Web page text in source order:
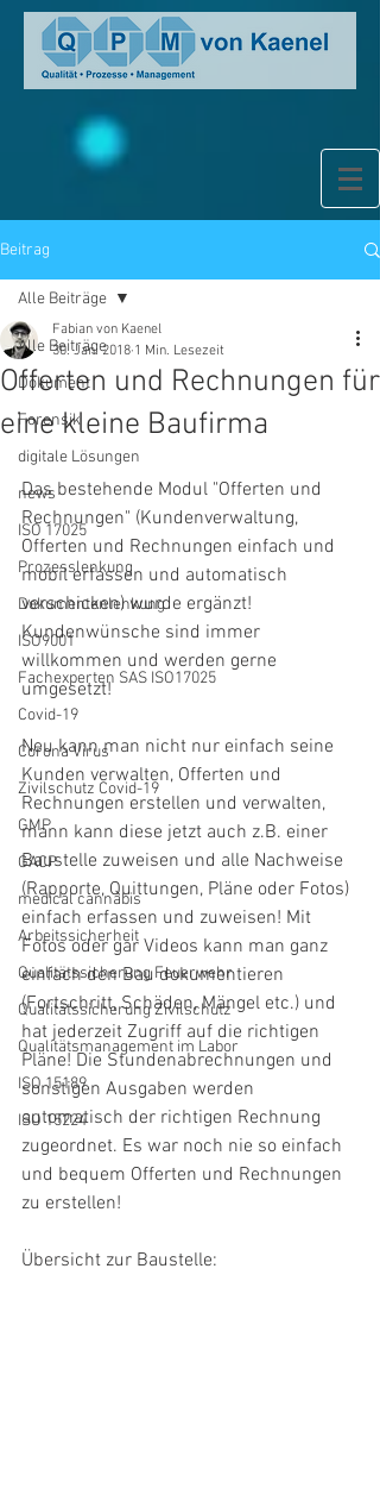
Beitrag
Alle Beiträge
Dokument
Forensik
digitale Lösungen
news
ISO 17025
Prozesslenkung
Dokumentenlenkung
ISO9001
Fachexperten SAS ISO17025
Covid-19
Corona Virus
Zivilschutz Covid-19
GMP
GACP
medical cannabis
Arbeitssicherheit
Qualitätssicherung Feuerwehr
Qualitätssicherung Zivilschutz
Qualitätsmanagement im Labor
ISO 15189
ISO 15224
Alle Beiträge
Offerten und Rechnungen für
eine kleine Baufirma
Fabian von Kaenel
30. Jan. 2018 1 Min. Lesezeit
Das bestehende Modul "Offerten und
Rechnungen" (Kundenverwaltung,
Offerten und Rechnungen einfach und
mobil erfassen und automatisch
verschicken) wurde ergänzt!
Kundenwünsche sind immer
willkommen und werden gerne
umgesetzt!
Neu kann man nicht nur einfach seine
Kunden verwalten, Offerten und
Rechnungen erstellen und verwalten,
mann kann diese jetzt auch z.B. einer
Baustelle zuweisen und alle Nachweise
(Rapporte, Quittungen, Pläne oder Fotos)
einfach erfassen und zuweisen! Mit
Fotos oder gar Videos kann man ganz
einfach den Bau dokumentieren
(Fortschritt, Schäden, Mängel etc.) und
hat jederzeit Zugriff auf die richtigen
Pläne! Die Stundenabrechnungen und
sonstigen Ausgaben werden
automatisch der richtigen Rechnung
zugeordnet. Es war noch nie so einfach
und bequem Offerten und Rechnungen
zu erstellen!
Übersicht zur Baustelle: